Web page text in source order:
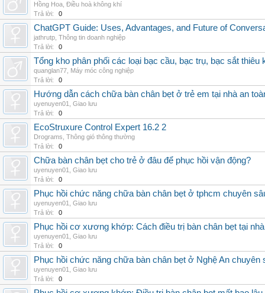
Hồng Hoa Điều hoà không khí
Trả lời:
0
ChatGPT Guide: Uses, Advantages, and Future of
jathrutp Thông tin doanh nghiệp
Trả lời:
0
Tổng kho phân phối các loại bạc cầu, bạc trụ, bạc sắt thiêu
quanglan77 Máy móc công nghiệp
Trả lời:
0
Hướng dẫn cách chữa bàn chân bẹt ở trẻ em tại nhà an
uyenuyen01
Giao lưu
Trả lời:
0
EcoStruxure Control Expert 16.2 2
Drograms Thông gió thông thường
Trả lời:
0
Chữa bàn chân bẹt cho trẻ ở đâu để phục hồi vận động?
uyenuyen01
Giao lưu
Trả lời:
0
Phục hồi chức năng chữa bàn chân bẹt ở tphcm chuyên
uyenuyen01
Giao lưu
Trả lời:
0
Phục hồi cơ xương khớp: Cách điều trị bàn chân bẹt tại
uyenuyen01
Giao lưu
Trả lời:
0
Phục hồi chức năng chữa bàn chân bẹt ở Nghệ An chuyên
uyenuyen01
Giao lưu
Trả lời:
0